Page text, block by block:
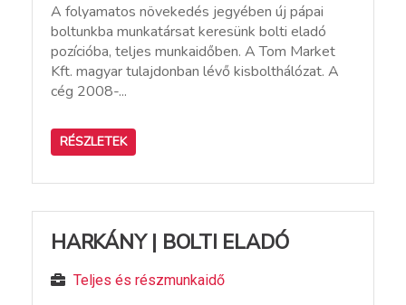
A folyamatos növekedés jegyében új pápai
boltunkba munkatársat keresünk bolti eladó
pozícióba, teljes munkaidőben. A Tom Market
Kft. magyar tulajdonban lévő kisbolthálózat. A
cég 2008-...
RÉSZLETEK
HARKÁNY | BOLTI ELADÓ
Teljes és részmunkaidő